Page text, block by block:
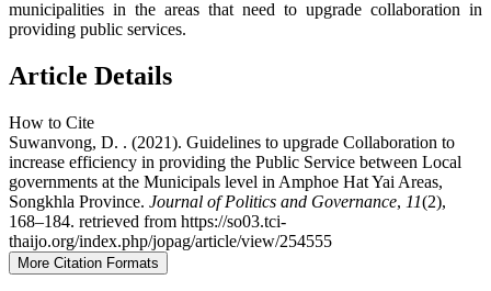
municipalities in the areas that need to upgrade collaboration in
providing public services.
Article Details
How to Cite
Suwanvong, D. . (2021). Guidelines to upgrade Collaboration to
increase efficiency in providing the Public Service between Local
governments at the Municipals level in Amphoe Hat Yai Areas,
Songkhla Province. Journal of Politics and Governance, 11(2),
168–184. retrieved from https://so03.tci-
thaijo.org/index.php/jopag/article/view/254555
More Citation Formats